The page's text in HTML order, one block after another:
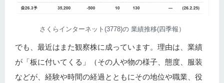
さくらインターネット(3778)の 業績推移(四季報）
でも、最近はまた観察株に成っています。理由は、業績
が「板に付いてくる」（その人や物の様子、態度、服装
などが、経験や時間の経過とともにその地位や職業、役